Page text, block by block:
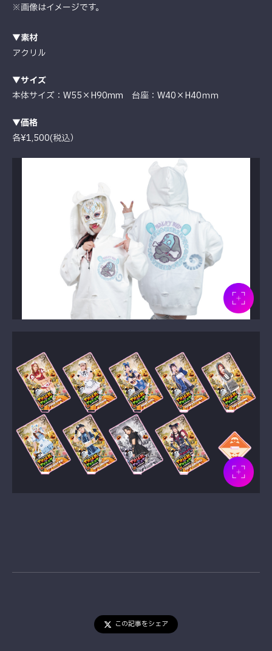
※画像はイメージです。
▼素材
アクリル
▼サイズ
本体サイズ：W55×H90mm 台座：W40×H40ｍｍ
▼価格
各¥1,500(税込）
この記事をシェア